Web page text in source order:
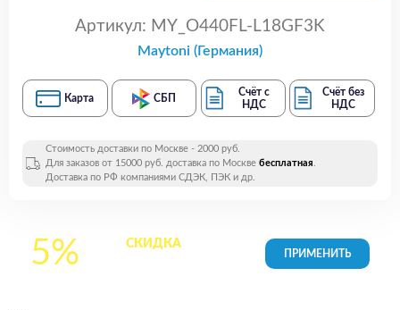
Артикул: MY_O440FL-L18GF3K
Maytoni (Германия)
Карта СБП
Счёт с
НДС
Счёт без
НДС
Стоимость доставки по Москве - 2000 руб.
Для заказов от 15000 руб. доставка по Москве бесплатная.
Доставка по РФ компаниями СДЭК, ПЭК и др.
5% СКИДКАна все